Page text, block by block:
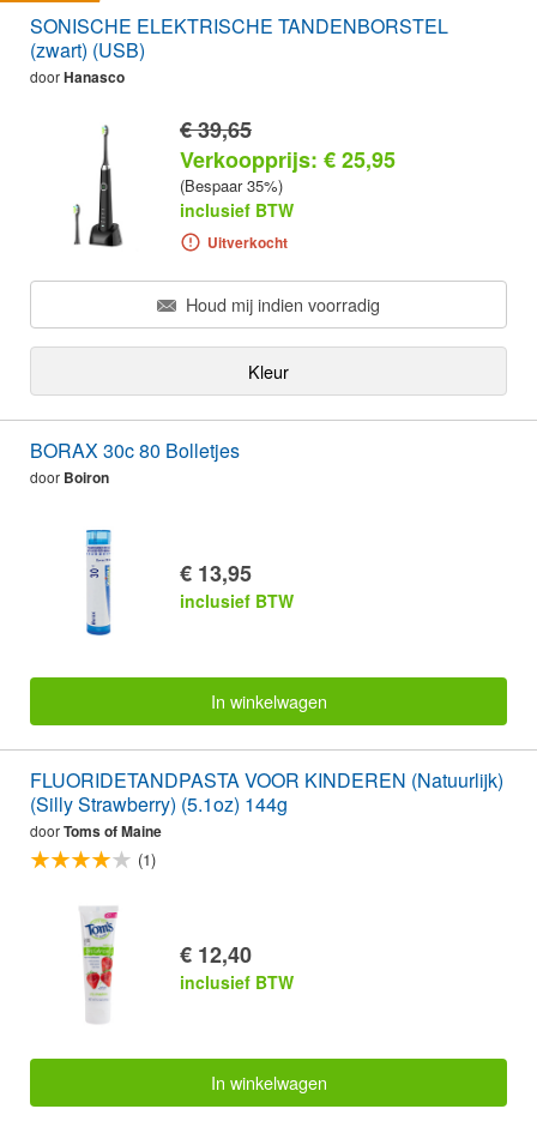
SONISCHE ELEKTRISCHE TANDENBORSTEL
(zwart) (USB)
doorHanasco
€ 39,65
Verkoopprijs: € 25,95
(Bespaar 35%)
inclusief BTW
Uitverkocht
Houd mij indien voorradig
Kleur
BORAX 30c 80 Bolletjes
door Boiron
€ 13,95
inclusief BTW
In winkelwagen
FLUORIDETANDPASTA VOOR KINDEREN (Natuurlijk)
(Silly Strawberry) (5.1oz) 144g
doorToms of Maine
(1)
€ 12,40
inclusief BTW
In winkelwagen